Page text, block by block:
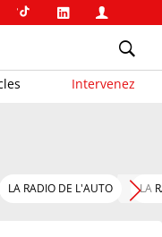
Intervenez
LA RADIO DE L'AUTO LA